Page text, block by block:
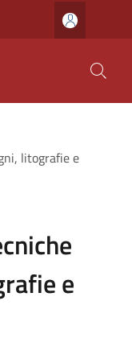
litografie e
e